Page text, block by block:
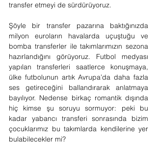
transfer etmeyi de sürdürüyoruz.
Şöyle bir transfer pazarına baktığınızda
milyon euroların havalarda uçuştuğu ve
bomba transferler ile takımlarımızın sezona
hazırlandığını görüyoruz. Futbol medyası
yapılan transferleri saatlerce konuşmaya,
ülke futbolunun artık Avrupa’da daha fazla
ses getireceğini ballandırarak anlatmaya
bayılıyor. Nedense birkaç romantik dışında
hiç kimse şu soruyu sormuyor: peki bu
kadar yabancı transferi sonrasında bizim
çocuklarımız bu takımlarda kendilerine yer
bulabilecekler mi?